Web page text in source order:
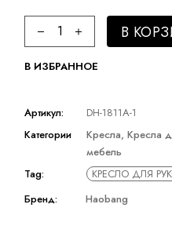
Кресло HAOBANG
В
В ИЗБРАННОЕ
Артикул:
DH-1811A-1
Категории
Кресла,Кресла
мебель
Tag:
КРЕСЛО ДЛЯ
Бренд:
Haobang